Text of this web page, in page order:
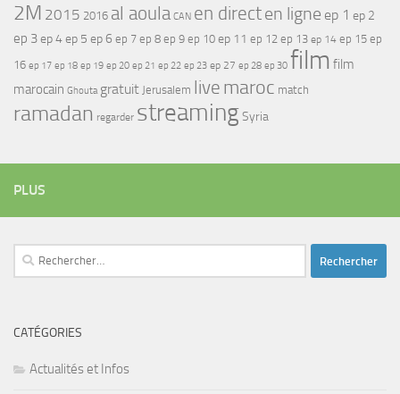
2M 2015 2016 al aoula CAN en directen ligne ep 1 ep 2
ep 3ep 4ep 5 ep 6 ep 7 ep 8 ep 9 ep 10 ep 11 ep 12 ep 13 ep 14 ep 15 ep
16 ep 17 ep 18 ep 19 ep 20 ep 21 ep 22 ep 23 ep 27 ep 28 ep 30 film film
marocain Ghouta gratuit Jerusalem live maroc match
ramadan regarder streamingSyria
PLUS
Rechercher :
CATÉGORIES
Actualités et Infos